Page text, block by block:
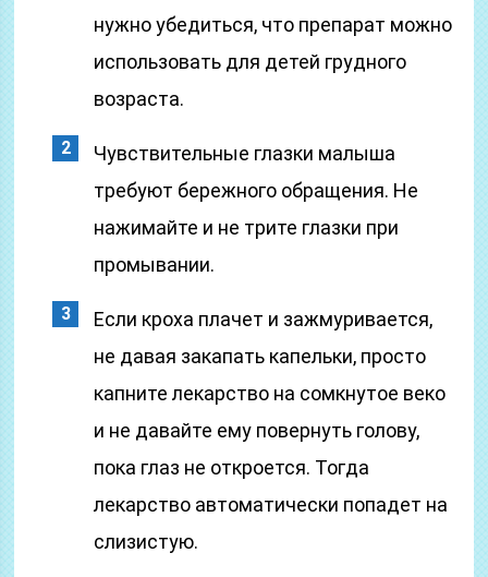
нужно убедиться, что препарат можно
использовать для детей грудного
возраста.
Чувствительные глазки малыша
требуют бережного обращения. Не
нажимайте и не трите глазки при
промывании.
Если кроха плачет и зажмуривается,
не давая закапать капельки, просто
капните лекарство на сомкнутое веко
и не давайте ему повернуть голову,
пока глаз не откроется. Тогда
лекарство автоматически попадет на
слизистую.